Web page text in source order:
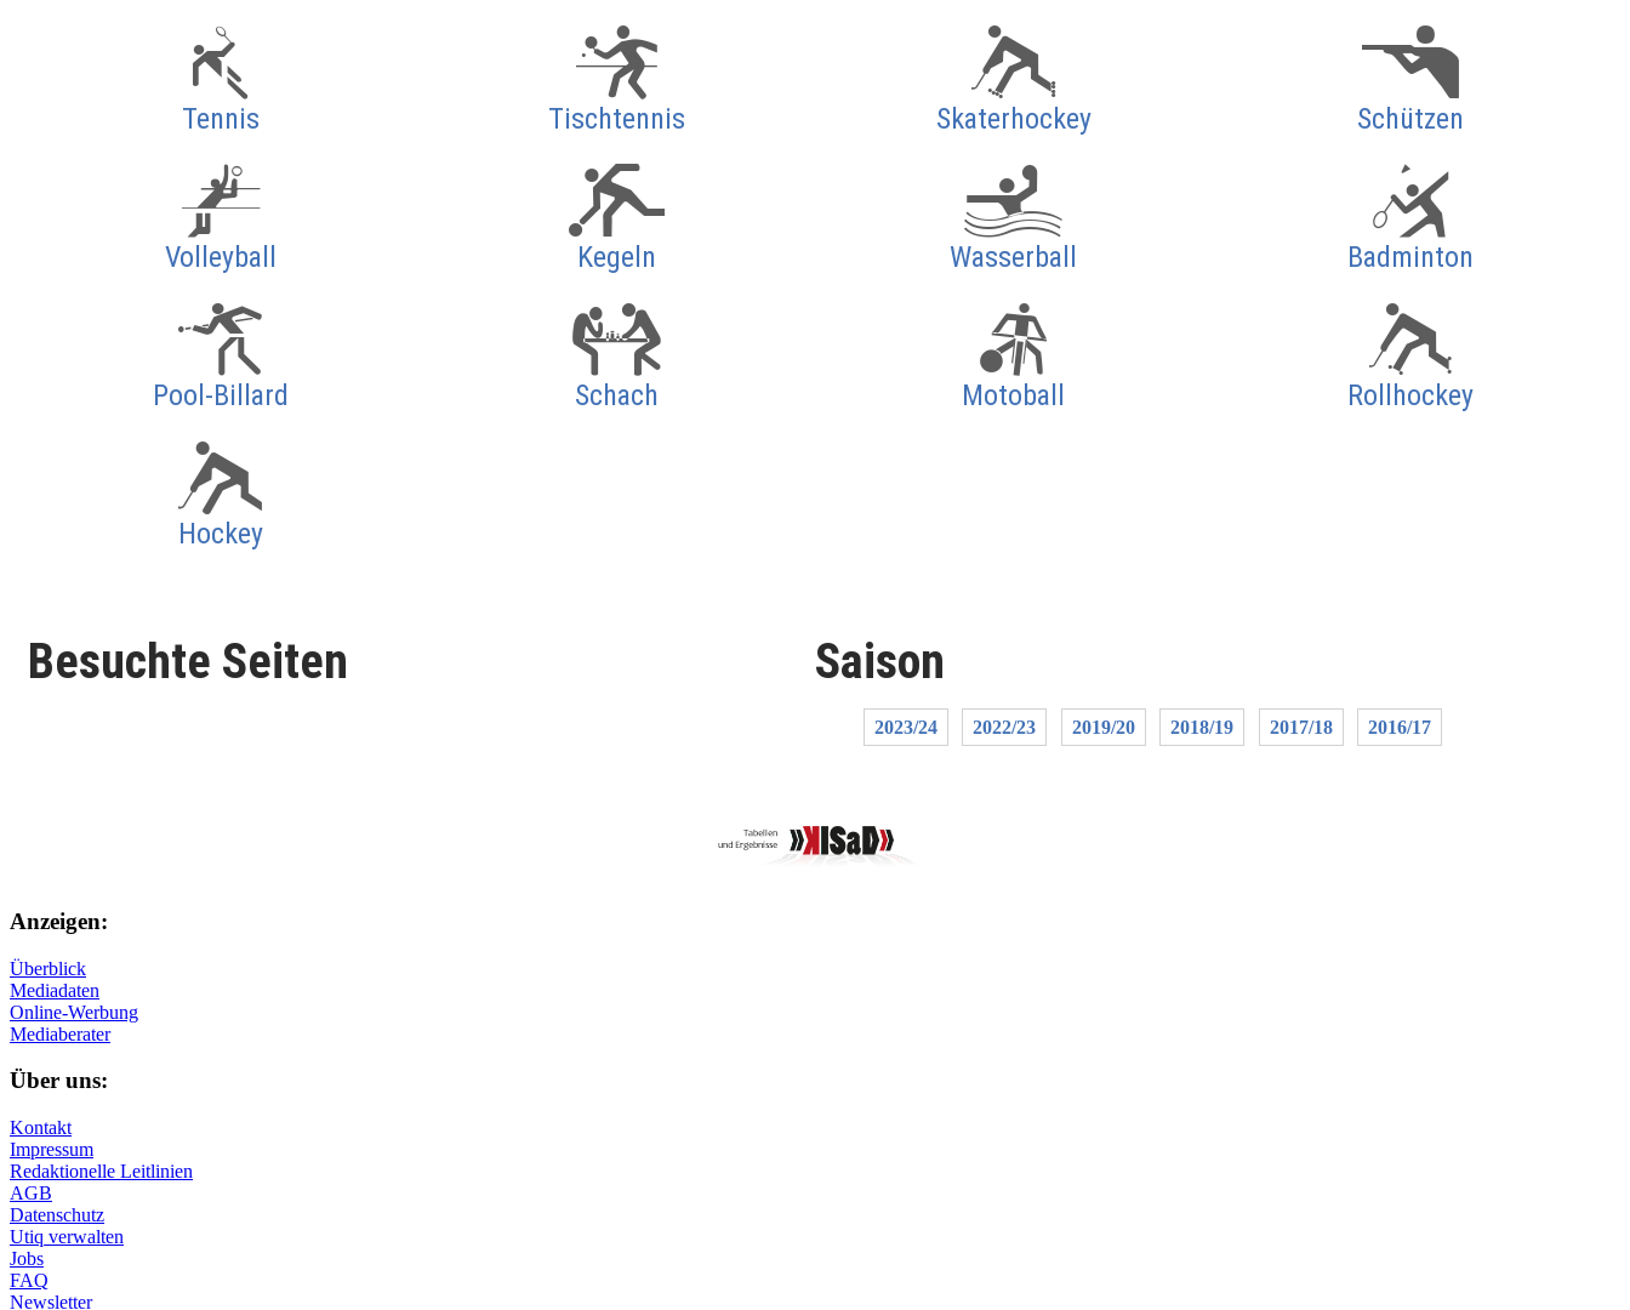
Tennis Tischtennis Skaterhockey Schützen
Volleyball Kegeln Wasserball Badminton
Pool-Billard Schach Motoball Rollhockey
Hockey
Besuchte Seiten Saison
2023/24 2022/23 2019/20 2018/19 2017/18 2016/17
Anzeigen:
Überblick
Mediadaten
Online-Werbung
Mediaberater
Über uns:
Kontakt
Impressum
Redaktionelle Leitlinien
AGB
Datenschutz
Utiq verwalten
Jobs
FAQ
Newsletter